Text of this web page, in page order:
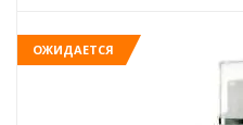
ОЖИДАЕТСЯ